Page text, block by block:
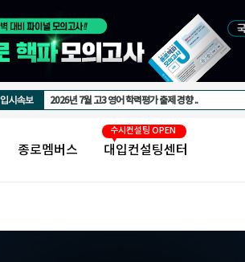
종로멤버스
▼
수시컨설팅 OPEN
대입컨설팅센터